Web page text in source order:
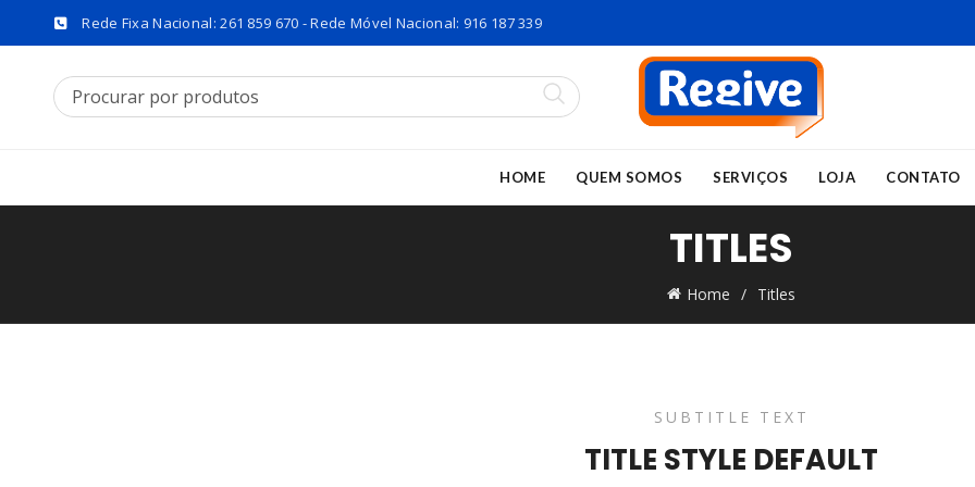
Rede Fixa Nacional: 261 859 670 - Rede Móvel Nacional: 916 187 339
HOME QUEM SOMOS SERVIÇOS LOJA CONTATO
TITLES
Home Titles
SUBTITLE TEXT
TITLE STYLE DEFAULT